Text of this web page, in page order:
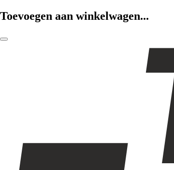
Toevoegen aan winkelwagen...